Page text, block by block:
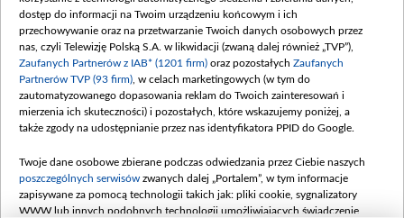
Dofinansowanie 635 783 051,21 PLN
Data podpisania umowy: WRZESIEŃ 2025
(wpłata wrzesień 100 mln, październik 350
mln, listopad 265 mln)
Dofinansowanie 48 862 000,00 PLN
Data podpisania umowy: GRUDZIEŃ 2025
Dofinansowanie 900 000 000,00 PLN
Data podpisania umowy: LUTY 2026 (wpłata
26 lutego 80 mln, 4 marca 370 mln,8
dostęp do informacji na Twoim urządzeniu końcowym i ich
przechowywanie oraz na przetwarzanie Twoich danych osobowych przez
nas, czyli Telewizję Polską S.A. w likwidacji (zwaną dalej również „TVP”),
Zaufanych Partnerów z IAB* (1201 firm) oraz pozostałych Zaufanych
Partnerów TVP (93 firm) , w celach marketingowych (w tym do
zautomatyzowanego dopasowania reklam do Twoich zainteresowań i
mierzenia ich skuteczności) i pozostałych, które wskazujemy poniżej, a
także zgody na udostępnianie przez nas identyfikatora PPID do Google.
Twoje dane osobowe zbierane podczas odwiedzania przez Ciebie naszych
poszczególnych serwisów zwanych dalej „Portalem”, w tym informacje
zapisywane za pomocą technologii takich jak: pliki cookie, sygnalizatory
WWW lub innych podobnych technologii umożliwiających świadczenie